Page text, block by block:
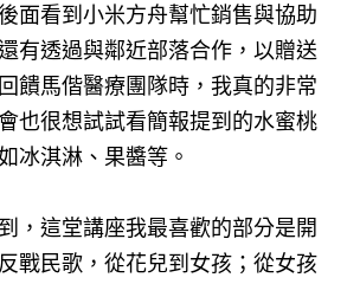
面看到小米方舟幫忙銷售與協助
有透過與鄰近部落合作，以贈送
饋馬偕醫療團隊時，我真的非常
也很想試試看簡報提到的水蜜桃
冰淇淋、果醬等。
，這堂講座我最喜歡的部分是開
戰民歌，從花兒到女孩；從女孩